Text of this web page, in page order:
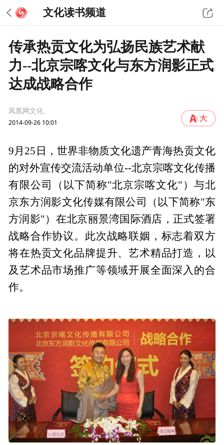
文化读书频道
传承热贡文化为弘扬民族艺术献
力--北京宗喀文化与东方润影正式
达成战略合作
凤凰网文化
2014-09-26 10:01
9月25日，世界非物质文化遗产青海热贡文化
的对外宣传交流活动单位--北京宗喀文化传播
有限公司（以下简称"北京宗喀文化"）与北
京东方润影文化传媒有限公司（以下简称"东
方润影"）在北京丽景湾国际酒店，正式签署
战略合作协议。此次战略联姻，标志着双方
将在热贡文化品牌提升、艺术精品打造，以
及艺术品市场推广等领域开展全面深入的合
作。